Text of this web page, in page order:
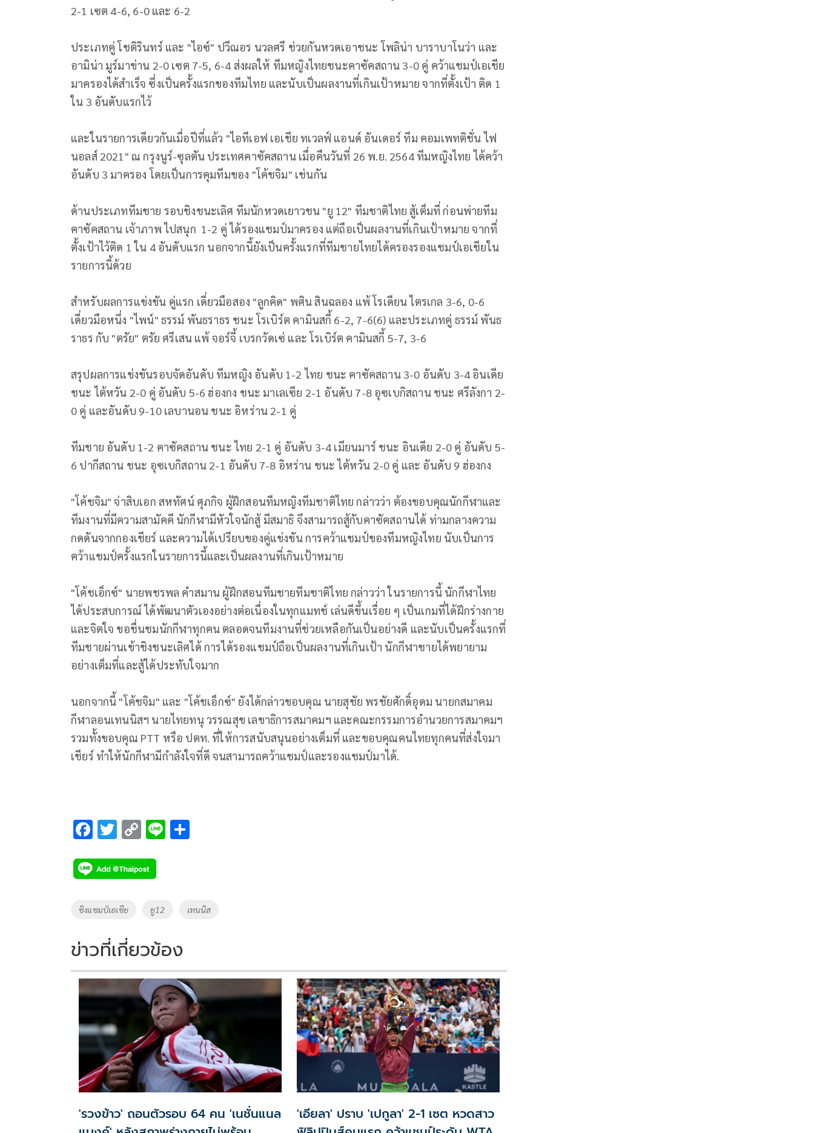
2-1 เซต 4-6, 6-0 และ 6-2
ประเภทคู่ โชติรินทร์ และ "ไอซ์" ปวีณอร นวลศรี ช่วยกันหวดเอาชนะ โพลิน่า บาราบาโนว่า และ
อามิน่า มูร์มาข่าน 2-0 เซต 7-5, 6-4 ส่งผลให้ ทีมหญิงไทยชนะคาซัคสถาน 3-0 คู่ คว้าแชมป์เอเชีย
มาครองได้สำเร็จ ซึ่งเป็นครั้งแรกของทีมไทย และนับเป็นผลงานที่เกินเป้าหมาย จากที่ตั้งเป้า ติด 1
ใน 3 อันดับแรกไว้
และในรายการเดียวกันเมื่อปีที่แล้ว "ไอทีเอฟ เอเชีย ทเวลฟ์ แอนด์ อันเดอร์ ทีม คอมเพทติชั่น ไฟ
นอลส์ 2021" ณ กรุงนูร์-ซุลตัน ประเทศคาซัคสถาน เมื่อคืนวันที่ 26 พ.ย. 2564 ทีมหญิงไทย ได้คว้า
อันดับ 3 มาครอง โดยเป็นการคุมทีมของ "โค้ชจิม" เช่นกัน
ด้านประเภททีมชาย รอบชิงชนะเลิศ ทีมนักหวดเยาวชน "ยู 12" ทีมชาติไทย สู้เต็มที่ ก่อนพ่ายทีม
คาซัคสถาน เจ้าภาพ ไปสนุก 1-2 คู่ ได้รองแชมป์มาครอง แต่ถือเป็นผลงานที่เกินเป้าหมาย จากที่
ตั้งเป้าไว้ติด 1 ใน 4 อันดับแรก นอกจากนี้ยังเป็นครั้งแรกที่ทีมชายไทยได้ครองรองแชมป์เอเชียใน
รายการนี้ด้วย
สำหรับผลการแข่งขัน คู่แรก เดี่ยวมือสอง "ลูกคิด" พศิน สินฉลอง แพ้ โรเดียน ไตรเกล 3-6, 0-6
เดี่ยวมือหนึ่ง "ไพน์" ธรรม์ พันธราธร ชนะ โรเบิร์ต คามินสกี้ 6-2, 7-6(6) และประเภทคู่ ธรรม์ พันธ
ราธร กับ "ตรัย" ตรัย ศรีเสน แพ้ จอร์จี้ เบรกวัดเซ่ และ โรเบิร์ต คามินสกี้ 5-7, 3-6
สรุปผลการแข่งขันรอบจัดอันดับ ทีมหญิง อันดับ 1-2 ไทย ชนะ คาซัคสถาน 3-0 อันดับ 3-4 อินเดีย
ชนะ ไต้หวัน 2-0 คู่ อันดับ 5-6 ฮ่องกง ชนะ มาเลเซีย 2-1 อันดับ 7-8 อุซเบกิสถาน ชนะ ศรีลังกา 2-
0 คู่ และอันดับ 9-10 เลบานอน ชนะ อิหร่าน 2-1 คู่
ทีมชาย อันดับ 1-2 คาซัคสถาน ชนะ ไทย 2-1 คู่ อันดับ 3-4 เมียนมาร์ ชนะ อินเดีย 2-0 คู่ อันดับ 5-
6 ปากีสถาน ชนะ อุซเบกิสถาน 2-1 อันดับ 7-8 อิหร่าน ชนะ ไต้หวัน 2-0 คู่ และ อันดับ 9 ฮ่องกง
"โค้ชจิม" จ่าสิบเอก สหทัศน์ ศุภกิจ ผู้ฝึกสอนทีมหญิงทีมชาติไทย กล่าวว่า ต้องขอบคุณนักกีฬาและ
ทีมงานที่มีความสามัคคี นักกีฬามีหัวใจนักสู้ มีสมาธิ จึงสามารถสู้กับคาซัคสถานได้ ท่ามกลางความ
กดดันจากกองเชียร์ และความได้เปรียบของคู่แข่งขัน การคว้าแชมป์ของทีมหญิงไทย นับเป็นการ
คว้าแชมป์ครั้งแรกในรายการนี้และเป็นผลงานที่เกินเป้าหมาย
"โค้ชเอ็กซ์" นายพชรพล คำสมาน ผู้ฝึกสอนทีมชายทีมชาติไทย กล่าวว่า ในรายการนี้ นักกีฬาไทย
ได้ประสบการณ์ ได้พัฒนาตัวเองอย่างต่อเนื่องในทุกแมทช์ เล่นดีขึ้นเรื่อย ๆ เป็นเกมที่ได้ฝึกร่างกาย
และจิตใจ ขอชื่นชมนักกีฬาทุกคน ตลอดจนทีมงานที่ช่วยเหลือกันเป็นอย่างดี และนับเป็นครั้งแรกที่
ทีมชายผ่านเข้าชิงชนะเลิศได้ การได้รองแชมป์ถือเป็นผลงานที่เกินเป้า นักกีฬาชายได้พยายาม
อย่างเต็มที่และสู้ได้ประทับใจมาก
นอกจากนี้ "โค้ชจิม" และ "โค้ชเอ็กซ์" ยังได้กล่าวขอบคุณ นายสุชัย พรชัยศักดิ์อุดม นายกสมาคม
กีฬาลอนเทนนิสฯ นายไทยทนุ วรรณสุข เลขาธิการสมาคมฯ และคณะกรรมการอำนวยการสมาคมฯ
รวมทั้งขอบคุณ PTT หรือ ปตท. ที่ให้การสนับสนุนอย่างเต็มที่ และขอบคุณคนไทยทุกคนที่ส่งใจมา
เชียร์ ทำให้นักกีฬามีกำลังใจที่ดี จนสามารถคว้าแชมป์และรองแชมป์มาได้.
F
e
b
o
k
T
tt
er
C
p
y
Li
k
Li
Tags
ชิงแชมป์เอเชีย ยู12 เทนนิส
ข่าวที่เกี่ยวข้อง
'รวงข้าว' ถอนตัวรอบ 64 คน 'เนชั่นแนล
'เอียลา' ปราบ 'เปกูลา' 2-1 เซต หวดสาว